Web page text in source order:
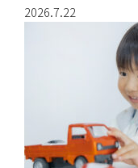
2026.7.22